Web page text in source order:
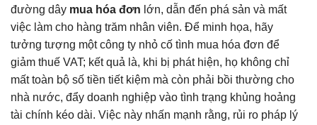
đường dây mua hóa đơn lớn, dẫn đến phá sản và mất
việc làm cho hàng trăm nhân viên. Để minh họa, hãy
tưởng tượng một công ty nhỏ cố tình mua hóa đơn để
giảm thuế VAT; kết quả là, khi bị phát hiện, họ không chỉ
mất toàn bộ số tiền tiết kiệm mà còn phải bồi thường cho
nhà nước, đẩy doanh nghiệp vào tình trạng khủng hoảng
tài chính kéo dài. Việc này nhấn mạnh rằng, rủi ro pháp lý